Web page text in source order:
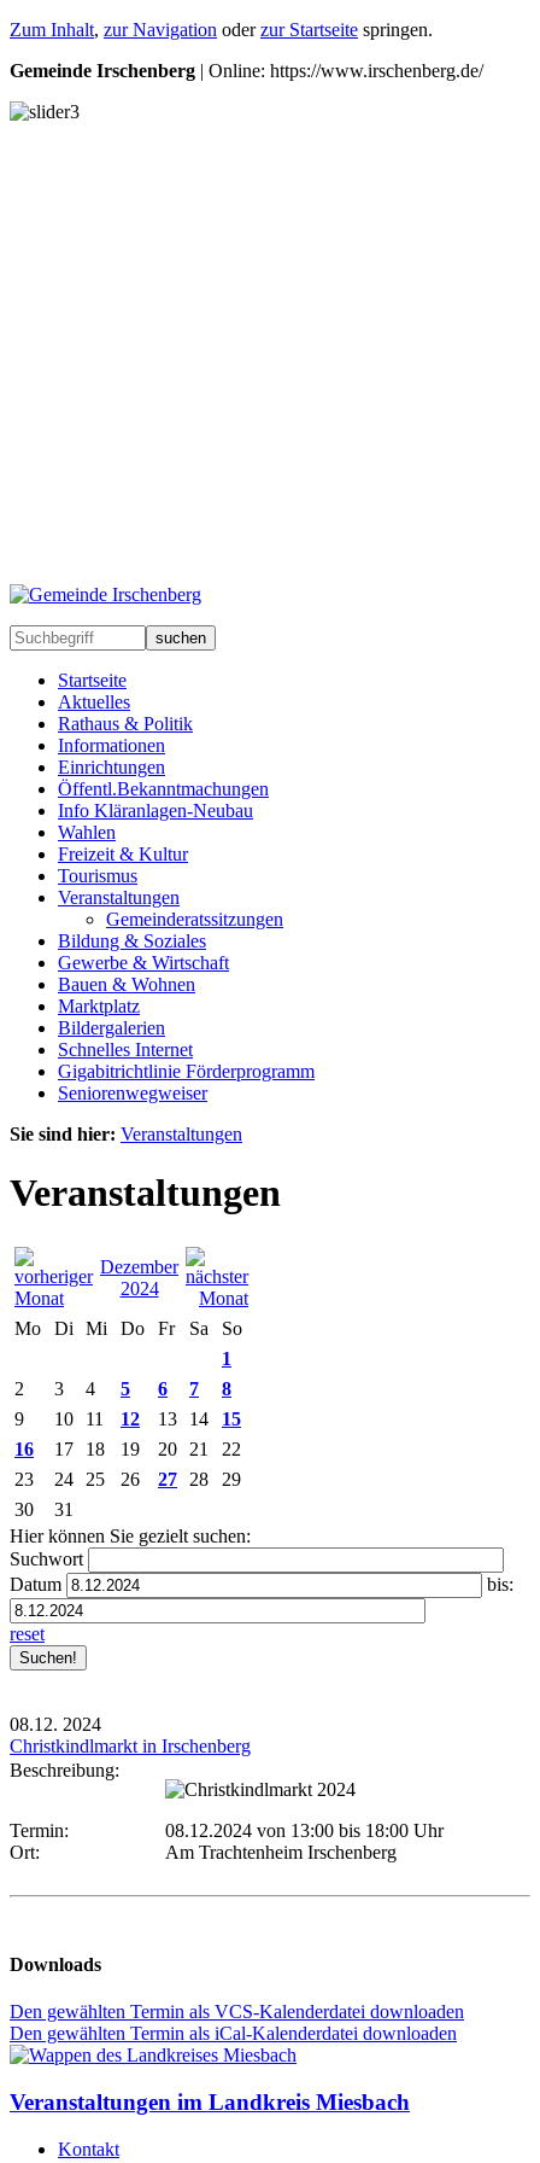
Zum Inhalt, zur Navigation oderzur Startseite springen.
Gemeinde Irschenberg | Online: https://www.irschenberg.de/
suchen
Startseite
Aktuelles
Rathaus & Politik
Informationen
Einrichtungen
Öffentl.Bekanntmachungen
Info Kläranlagen-Neubau
Wahlen
Freizeit & Kultur
Tourismus
Veranstaltungen
Gemeinderatssitzungen
Bildung & Soziales
Gewerbe & Wirtschaft
Bauen & Wohnen
Marktplatz
Bildergalerien
Schnelles Internet
Gigabitrichtlinie Förderprogramm
Seniorenwegweiser
Sie sind hier: Veranstaltungen
Veranstaltungen
Dezember
2024
Mo
Di Mi Do Fr Sa
So
1
2
3 4 5 6 7
8
9
10 11 12 13 14
15
16
17 18 19 20 21
22
23
24 25 26 27 28
29
30
31
Hier können Sie gezielt suchen:
Suchwort
Datum
bis:
reset
08.12. 2024
Christkindlmarkt in Irschenberg
Beschreibung:
Termin: 08.12.2024 von 13:00 bis 18:00 Uhr
Ort:
Am Trachtenheim Irschenberg
Downloads
Den gewählten Termin als VCS-Kalenderdatei downloaden
Den gewählten Termin als iCal-Kalenderdatei downloaden
Veranstaltungen im Landkreis Miesbach
Kontakt